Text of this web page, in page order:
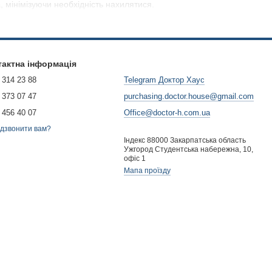
необхідність нахилятися.
використанні.
прибирання було зручним і не вимагало нахилів.
від типу з'єднання. Рекомендується використовувати
перевіряти механізм регулювання на предмет зносу.
Хаус" представлені телескопічні труби для пилососів
інформація
314 23 88
373 07 47
456 40 07
вам?
Telegram Доктор Хаус
purchasing.doctor.house@gmail.com
Office@doctor-h.com.ua
Індекс 88000 Закарпатська область
Ужгород Студентська набережна, 10,
офіс 1
Мапа проїзду